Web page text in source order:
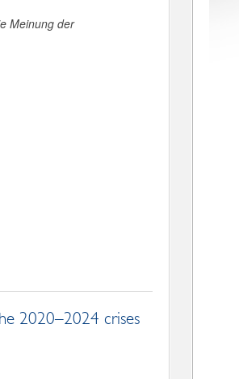
Meinung der
2020–2024 crises